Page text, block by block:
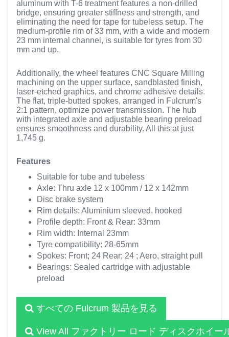
aluminum with T-6 treatment features a non-drilled
bridge, ensuring greater stiffness and strength, and
eliminating the need for tape for tubeless setup. The
medium-profile rim of 33 mm, with a wide and modern
23 mm internal channel, is suitable for tyres from 30
mm and up.
Additionally, the wheel features CNC Square Milling
machining on the upper surface, sandblasted finish,
laser-etched graphics, and chrome adhesive details.
The flat, triple-butted spokes, arranged in Fulcrum's
2:1 pattern, optimize power transmission. The hub
with integrated axle and adjustable bearing preload
ensures smoothness and durability. All this at just
1,745 g.
Features
Suitable for tube and tubeless
Axle: Thru axle 12 x 100mm / 12 x 142mm
Disc brake system
Rim details: Aluminium sleeved, hooked
Profile depth: Front & Rear: 33mm
Rim width: Internal 23mm
Tyre compatibility: 28-65mm
Spokes: Front; 24 Rear; 24 ; Aero, straight pull
Bearings: Sealed cartridge with adjustable
preload
すべての Fulcrum 製品を見る
View All ファクトリー ロード ディスクホイー